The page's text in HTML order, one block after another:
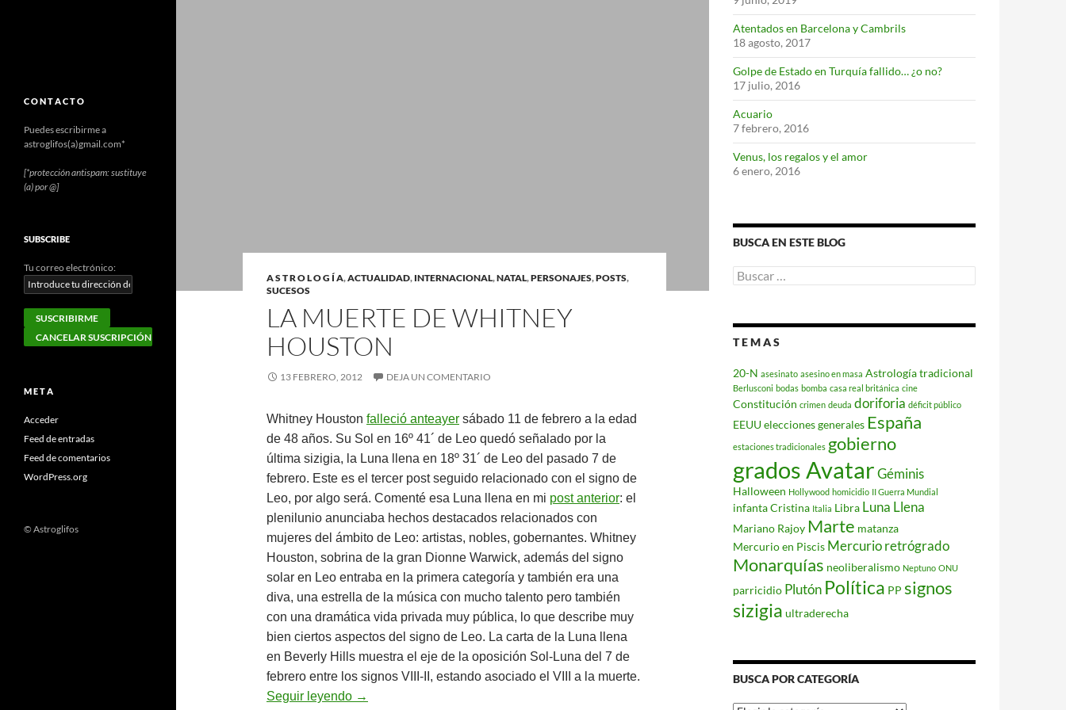
A S T R O L O G Í A,ACTUALIDAD, INTERNACIONAL,NATAL,PERSONAJES,POSTS,
SUCESOS
LA MUERTE DE WHITNEY
HOUSTON
13 FEBRERO, 2012 DEJA UN COMENTARIO
Whitney Houston falleció anteayer sábado 11 de febrero a la edad
de 48 años. Su Sol en 16º 41´ de Leo quedó señalado por la
última sizigia, la Luna llena en 18º 31´ de Leo del pasado 7 de
febrero. Este es el tercer post seguido relacionado con el signo de
Leo, por algo será. Comenté esa Luna llena en mi post anterior: el
plenilunio anunciaba hechos destacados relacionados con
mujeres del ámbito de Leo: artistas, nobles, gobernantes. Whitney
Houston, sobrina de la gran Dionne Warwick, además del signo
solar en Leo entraba en la primera categoría y también era una
diva, una estrella de la música con mucho talento pero también
con una dramática vida privada muy pública, lo que describe muy
bien ciertos aspectos del signo de Leo. La carta de la Luna llena
en Beverly Hills muestra el eje de la oposición Sol-Luna del 7 de
febrero entre los signos VIII-II, estando asociado el VIII a la muerte.
Seguir leyendo
La muerte de Whitney Houston
→
Atentados en Barcelona y Cambrils
18 agosto, 2017
Golpe de Estado en Turquía fallido… ¿o no?
17 julio, 2016
Acuario
7 febrero, 2016
Venus, los regalos y el amor
6 enero, 2016
BUSCA EN ESTE BLOG
Buscar:
T E M A S
20-N asesinato asesino en masa Astrología tradicional
Berlusconi bodas bomba casa real británica cine
Constitución crimen deuda doriforia déficit público
EEUUelecciones generales España
estaciones tradicionales gobierno
grados AvatarGéminis
Halloween Hollywood homicidio II Guerra Mundial
infanta Cristina Italia Libra Luna Llena
Mariano Rajoy Marte matanza
Mercurio en Piscis Mercurio retrógrado
Monarquías neoliberalismo Neptuno ONU
parricidio Plutón Política PP signos
sizigia ultraderecha
BUSCA POR CATEGORÍA
C O N T A C T O
Puedes escribirme a
astroglifos(a)gmail.com*
[*protección antispam: sustituye
(a) por @]
SUBSCRIBE
Tu correo electrónico:
M E T A
Acceder
Feed de entradas
Feed de comentarios
WordPress.org
© Astroglifos